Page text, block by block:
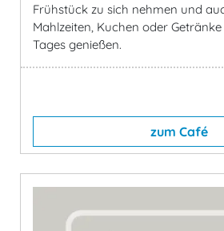
Frühstück zu sich nehmen und
Mahlzeiten, Kuchen oder
Tages genießen.
zum Café